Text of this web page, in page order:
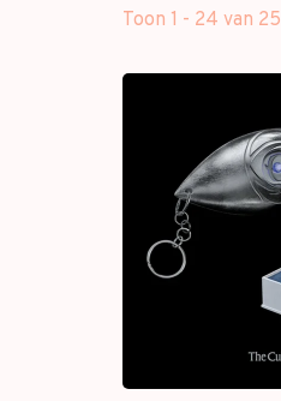
Toon 1 - 24 van 25